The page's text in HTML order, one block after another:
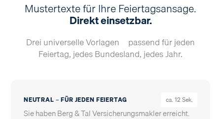
Mustertexte für Ihre Feiertagsansage.
Direkt einsetzbar.
Drei universelle Vorlagen – passend für jeden
Feiertag, jedes Bundesland, jedes Jahr.
NEUTRAL – FÜR JEDEN FEIERTAG ca. 12 Sek.
Sie haben Berg & Tal Versicherungsmakler erreicht.